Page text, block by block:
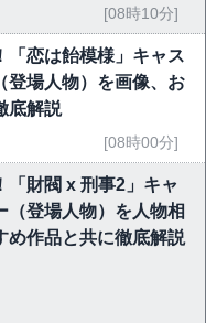
[08時10分]
「恋は飴模様」キャス
登場人物）を画像、お
底解説
[08時00分]
「財閥 x 刑事2」キャ
（登場人物）を人物相
め作品と共に徹底解説